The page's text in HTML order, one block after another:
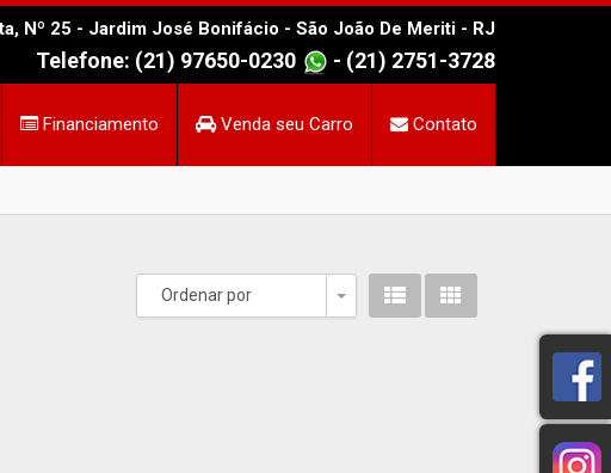
Nº 25 - Jardim José Bonifácio - São João De Meriti - RJ
Telefone: (21) 97650-0230 - (21) 2751-3728
Financiamento Venda seu Carro Contato
Ordenar por
Toggle Dropdown